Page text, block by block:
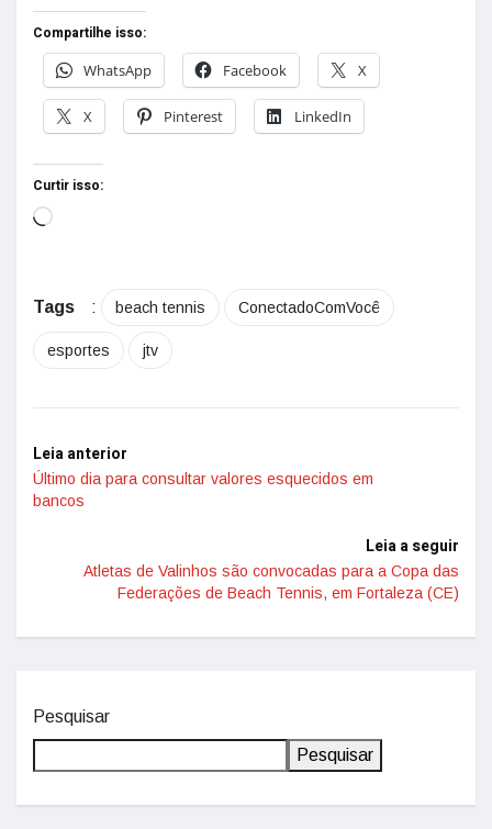
Compartilhe isso:
WhatsApp
Facebook X
X Pinterest LinkedIn
Curtir isso:
Tags : beach tennis ConectadoComVocê
esportes jtv
Leia anterior
Último dia para consultar valores esquecidos em
bancos
Leia a seguir
Atletas de Valinhos são convocadas para a Copa das
Federações de Beach Tennis, em Fortaleza (CE)
Pesquisar
Pesquisar